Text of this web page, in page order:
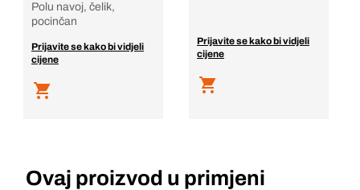
Polu navoj, čelik,
pocinčan
Prijavite se kako bi vidjeli
cijene
Prijavite se kako bi vidjeli
cijene
Ovaj proizvod u primjeni